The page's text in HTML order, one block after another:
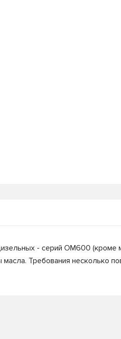
- серий ОМ600
Требования несколько